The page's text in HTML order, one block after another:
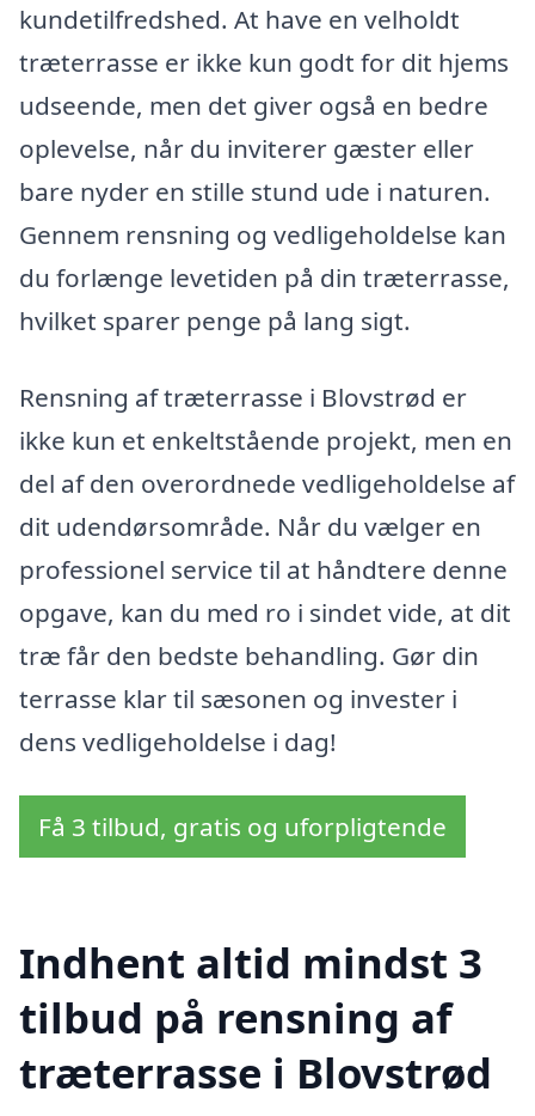
kundetilfredshed. At have en velholdt
træterrasse er ikke kun godt for dit hjems
udseende, men det giver også en bedre
oplevelse, når du inviterer gæster eller
bare nyder en stille stund ude i naturen.
Gennem rensning og vedligeholdelse kan
du forlænge levetiden på din træterrasse,
hvilket sparer penge på lang sigt.
Rensning af træterrasse i Blovstrød er
ikke kun et enkeltstående projekt, men en
del af den overordnede vedligeholdelse af
dit udendørsområde. Når du vælger en
professionel service til at håndtere denne
opgave, kan du med ro i sindet vide, at dit
træ får den bedste behandling. Gør din
terrasse klar til sæsonen og invester i
dens vedligeholdelse i dag!
Få 3 tilbud, gratis og uforpligtende
Indhent altid mindst 3
tilbud på rensning af
træterrasse i Blovstrød